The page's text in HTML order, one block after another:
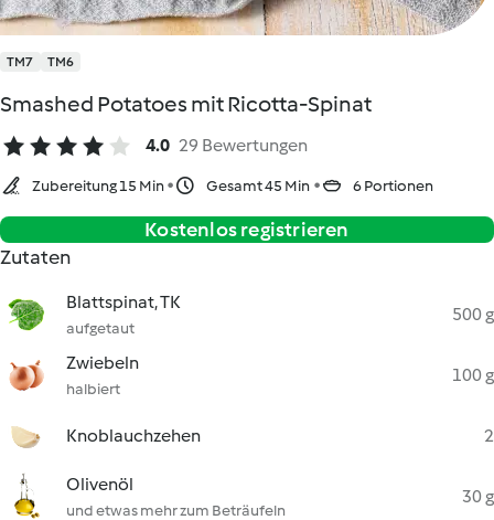
TM7 TM6
Smashed Potatoes mit Ricotta-Spinat
4.0 29 Bewertungen
Zubereitung 15 Min Gesamt 45 Min 6 Portionen
Kostenlos registrieren
Zutaten
Blattspinat, TK
aufgetaut
500 g
Zwiebeln
halbiert
100 g
Knoblauchzehen 2
Olivenöl
und etwas mehr zum Beträufeln
30 g